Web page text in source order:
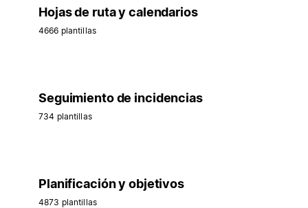
Hojas de ruta y calendarios
4666 plantillas
Seguimiento de incidencias
734 plantillas
Planificación y objetivos
4873 plantillas